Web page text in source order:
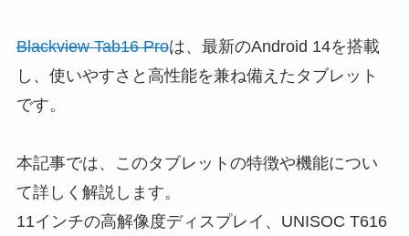
Blackview Tab16 Proは、最新のAndroid 14を搭載
し、使いやすさと高性能を兼ね備えたタブレット
です。
本記事では、このタブレットの特徴や機能につい
て詳しく解説します。
11インチの高解像度ディスプレイ、UNISOC T616